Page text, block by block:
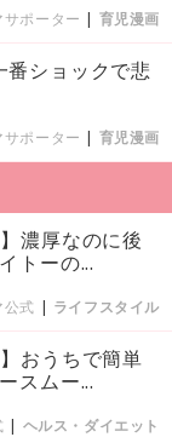
ポーター | 育児漫画
番ショックで悲
ポーター | 育児漫画
濃厚なのに後
トーの...
公式 | ライフスタイル
おうちで簡単
スムー...
| ヘルス・ダイエット